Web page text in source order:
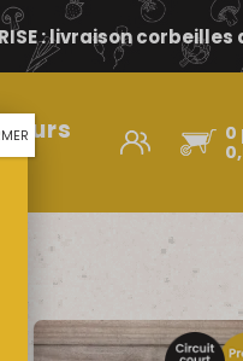
0
: livraison